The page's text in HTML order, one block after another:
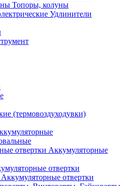
Топоры, колуны
Удлинители
(термовоздуходувки)
Аккумуляторные
отвертки
отвертки